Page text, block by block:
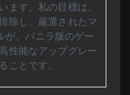
ます。私の目標は、
除し、厳選されたマ
が、バニラ版のゲー
性能なアップグレー
ことです。